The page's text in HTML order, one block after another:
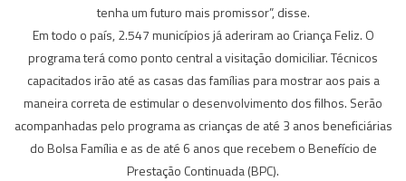
tenha um futuro mais promissor”, disse.
Em todo o país, 2.547 municípios já aderiram ao Criança Feliz. O
programa terá como ponto central a visitação domiciliar. Técnicos
capacitados irão até as casas das famílias para mostrar aos pais a
maneira correta de estimular o desenvolvimento dos filhos. Serão
acompanhadas pelo programa as crianças de até 3 anos beneficiárias
do Bolsa Família e as de até 6 anos que recebem o Benefício de
Prestação Continuada (BPC).